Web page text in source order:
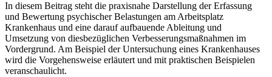
In diesem Beitrag steht die praxisnahe Darstellung der Erfassung
und Bewertung psychischer Belastungen am Arbeitsplatz
Krankenhaus und eine darauf aufbauende Ableitung und
Umsetzung von diesbezüglichen Verbesserungsmaßnahmen im
Vordergrund. Am Beispiel der Untersuchung eines Krankenhauses
wird die Vorgehensweise erläutert und mit praktischen Beispielen
veranschaulicht.